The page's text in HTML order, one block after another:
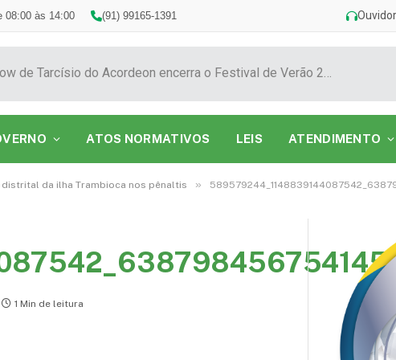
08:00 às 14:00 (91) 99165-1391
Show de Tarcísio do Acordeon encerra o Festival de Verão 2026 na Praia do Caripi
ATOS NORMATIVOS LEIS ATENDIMENTO
da ilha Trambioca nos pênaltis »
1 Min de leitura